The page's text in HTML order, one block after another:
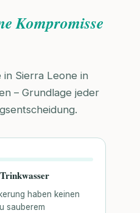
Kompromisse
in Sierra Leone in
– Grundlage jeder
haben keinen
sauberem